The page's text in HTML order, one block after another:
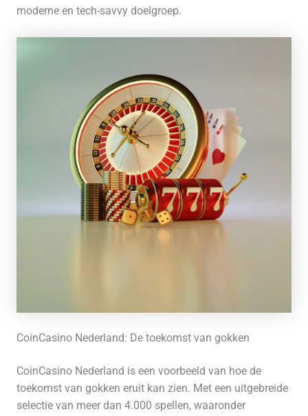
moderne en tech-savvy doelgroep.
CoinCasino Nederland: De toekomst van gokken
CoinCasino Nederland is een voorbeeld van hoe de
toekomst van gokken eruit kan zien. Met een uitgebreide
selectie van meer dan 4.000 spellen, waaronder